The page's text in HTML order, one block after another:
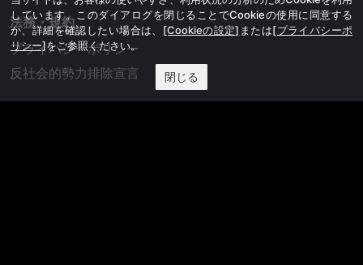
法務・規約
プライバシーポリシー
反社会的勢力排除宣言
しています。このダイアログを閉じることでCookieの使用に同意する
か、詳細を確認したい場合は、 [Cookieの設定] または[プライバシーポ
リシー]をご参照ください。
閉じる